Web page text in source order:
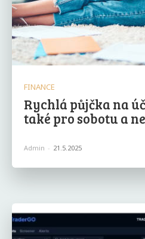
FINANCE
Rychlá půjčka na
také pro sobotu a
Admin - 21.5.2025